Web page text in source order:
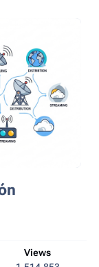
Views